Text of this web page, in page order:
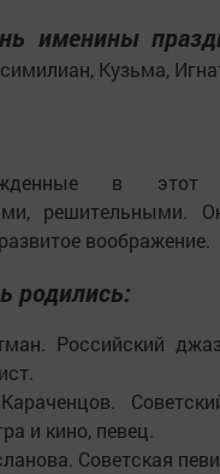
именины
Кузьма,
в этот
решительными.
воображение.
родились:
Российский
и кино, певец.
Советская